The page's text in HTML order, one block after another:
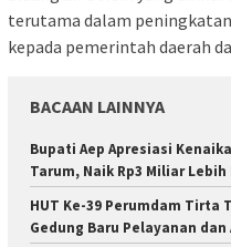
terutama dalam
kepada pemerintah daerah
BACAAN LAINNYA
Bupati Aep Apresiasi
Tarum, Naik Rp3 Miliar
HUT Ke-39 Perumdam Tirta
Gedung Baru Pelayanan